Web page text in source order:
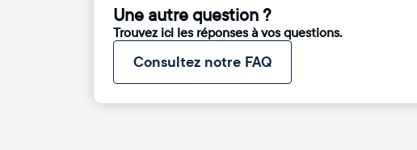
Une autre question ?
Trouvez ici les réponses à vos questions.
Consultez notre FAQ